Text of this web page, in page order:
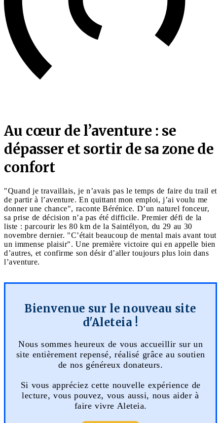
Au cœur de l’aventure : se
dépasser et sortir de sa zone de
confort
"Quand je travaillais, je n’avais pas le temps de faire du trail et
de partir à l’aventure. En quittant mon emploi, j’ai voulu me
donner une chance", raconte Bérénice. D’un naturel fonceur,
sa prise de décision n’a pas été difficile. Premier défi de la
liste : parcourir les 80 km de la Saintélyon, du 29 au 30
novembre dernier. "C’était beaucoup de mental mais avant tout
un immense plaisir". Une première victoire qui en appelle bien
d’autres, et confirme son désir d’aller toujours plus loin dans
l’aventure.
Bienvenue sur le nouveau site
d'Aleteia !
Nous sommes heureux de vous accueillir sur un
site entièrement repensé, réalisé grâce au soutien
de nos généreux donateurs.
Si vous appréciez cette nouvelle expérience de
lecture, vous pouvez, vous aussi, nous aider à
faire vivre Aleteia.